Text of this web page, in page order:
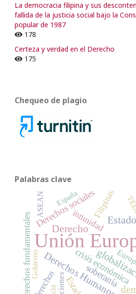
La democracia filipina y sus
fallida de la justicia social bajo la
popular de 1987
178
Certeza y verdad en el Derecho
175
Chequeo de plagio
Palabras clave
Unión
Derecho
Derechos Humanos
crisis económica
Derechos sociales
Estadosoberanía
Derechos fundamentales intimidad
Filipinas
derechos
Gobierno
ASEAN España